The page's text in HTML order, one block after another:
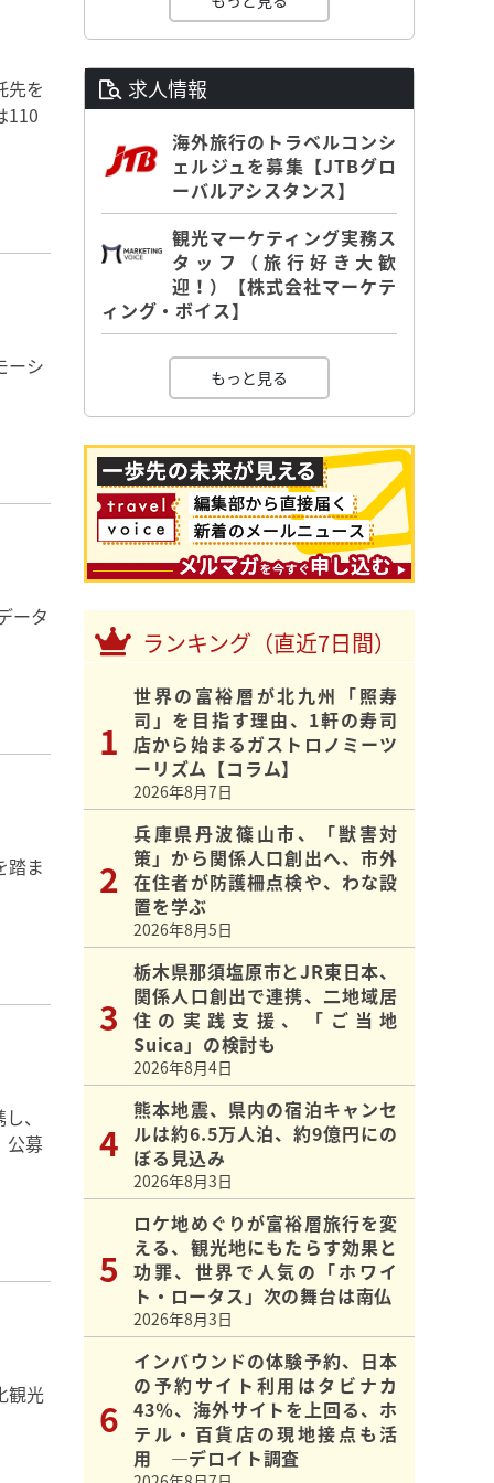
先を
110
ーシ
ータ
踏ま
、
公募
観光
求人情報
海外旅行のトラベルコンシ
ェルジュを募集【JTBグロ
ーバルアシスタンス】
観光マーケティング実務ス
タッフ（旅行好き大歓
迎！）【株式会社マーケテ
ィング・ボイス】
もっと見る
ランキング（直近7日間）
世界の富裕層が北九州「照寿
司」を目指す理由、1軒の寿司
店から始まるガストロノミーツ
ーリズム【コラム】
2026年8月7日
兵庫県丹波篠山市、「獣害対
策」から関係人口創出へ、市外
在住者が防護柵点検や、わな設
置を学ぶ
2026年8月5日
栃木県那須塩原市とJR東日本、
関係人口創出で連携、二地域居
住の実践支援、「ご当地
Suica」の検討も
2026年8月4日
熊本地震、県内の宿泊キャンセ
ルは約6.5万人泊、約9億円にの
ぼる見込み
2026年8月3日
ロケ地めぐりが富裕層旅行を変
える、観光地にもたらす効果と
功罪、世界で人気の「ホワイ
ト・ロータス」次の舞台は南仏
2026年8月3日
インバウンドの体験予約、日本
の予約サイト利用はタビナカ
43％、海外サイトを上回る、ホ
テル・百貨店の現地接点も活
用 ―デロイト調査